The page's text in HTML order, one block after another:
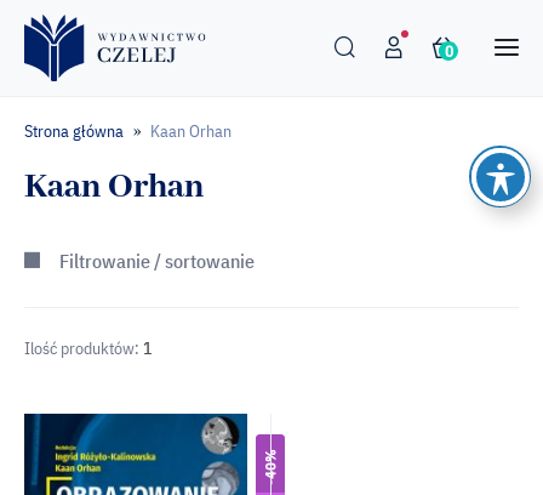
0
Strona główna » Kaan Orhan
Kaan Orhan
Filtrowanie / sortowanie
Ilość produktów: 1
-40%